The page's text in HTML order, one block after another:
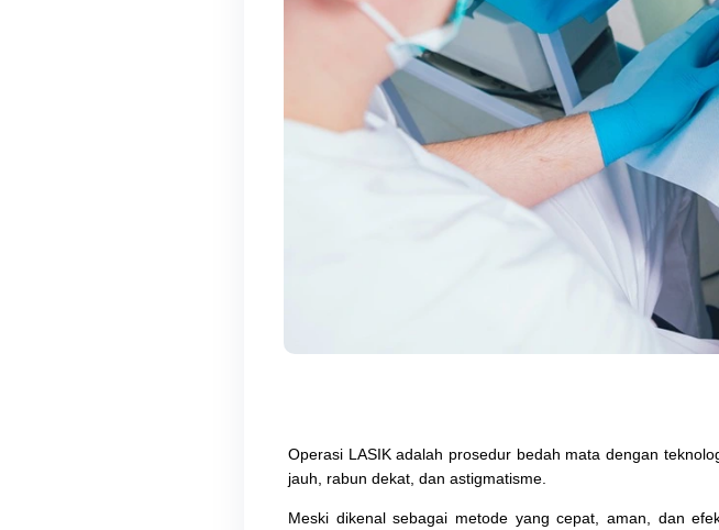
Operasi LASIK adalah prosedur bedah mata dengan
jauh, rabun dekat, dan astigmatisme.
Meski dikenal sebagai metode yang cepat, aman, dan